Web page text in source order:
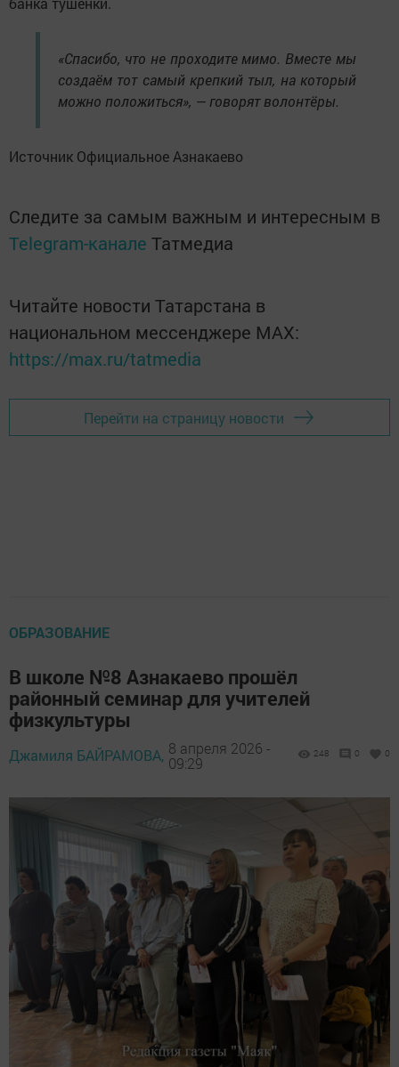
«Спасибо, что не проходите мимо. Вместе мы
создаём тот самый крепкий тыл, на который
можно положиться», — говорят волонтёры.
Источник Официальное Азнакаево
Следите за самым важным и интересным в
Telegram-канале Татмедиа
Читайте новости Татарстана в
национальном мессенджере MАХ:
https://max.ru/tatmedia
Перейти на страницу новости
ОБРАЗОВАНИЕ
В школе №8 Азнакаево прошёл
районный семинар для учителей
физкультуры
Джамиля БАЙРАМОВА, 8 апреля 2026 -
09:29
248 0 0